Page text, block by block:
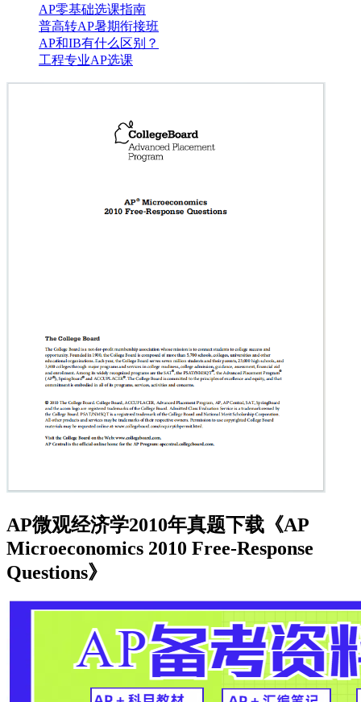
AP零基础选课指南
普高转AP暑期衔接班
AP和IB有什么区别？
工程专业AP选课
AP微观经济学2010年真题下载《AP
Microeconomics 2010 Free-Response
Questions》